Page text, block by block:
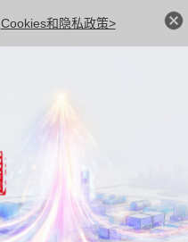
Cookies和隐私政策>